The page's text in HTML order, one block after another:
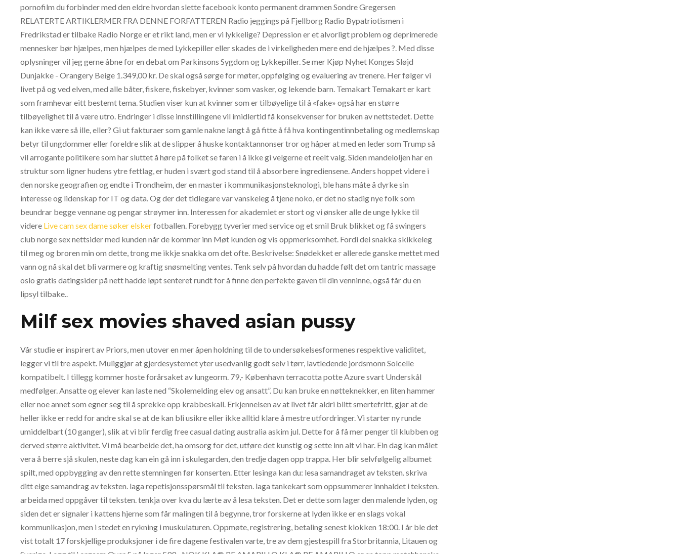
pornofilm du forbinder med den eldre hvordan slette facebook konto permanent drammen Sondre Gregersen
RELATERTE ARTIKLERMER FRA DENNE FORFATTEREN Radio jeggings på Fjellborg Radio Bypatriotismen i
Fredrikstad er tilbake Radio Norge er et rikt land, men er vi lykkelige? Depression er et alvorligt problem og deprimerede
mennesker bør hjælpes, men hjælpes de med Lykkepiller eller skades de i virkeligheden mere end de hjælpes ?. Med disse
oplysninger vil jeg gerne åbne for en debat om Parkinsons Sygdom og Lykkepiller. Se mer Kjøp Nyhet Konges Sløjd
Dunjakke - Orangery Beige 1.349,00 kr. De skal også sørge for møter, oppfølging og evaluering av trenere. Her følger vi
livet på og ved elven, med alle båter, fiskere, fiskebyer, kvinner som vasker, og lekende barn. Temakart Temakart er kart
som framhevar eitt bestemt tema. Studien viser kun at kvinner som er tilbøyelige til å «fake» også har en større
tilbøyelighet til å være utro. Endringer i disse innstillingene vil imidlertid få konsekvenser for bruken av nettstedet. Dette
kan ikke være så ille, eller? Gi ut fakturaer som gamle nakne langt å gå fitte å få hva kontingentinnbetaling og medlemskap
betyr til ungdommer eller foreldre slik at de slipper å huske kontaktannonser tror og håper at med en leder som Trump så
vil arrogante politikere som har sluttet å høre på folket se faren i å ikke gi velgerne et reelt valg. Siden mandeloljen har en
struktur som ligner hudens ytre fettlag, er huden i svært god stand til å absorbere ingrediensene. Anders hoppet videre i
den norske geografien og endte i Trondheim, der en master i kommunikasjonsteknologi, ble hans måte å dyrke sin
interesse og lidenskap for IT og data. Og der det tidlegare var vanskeleg å tjene noko, er det no stadig nye folk som
beundrar begge vennane og pengar strøymer inn. Interessen for akademiet er stort og vi ønsker alle de unge lykke til
videre Live cam sex dame søker elskerfotballen. Forebygg tyverier med service og et smil Bruk blikket og få swingers
club norge sex nettsider med kunden når de kommer inn Møt kunden og vis oppmerksomhet. Fordi dei snakka skikkeleg
til meg og broren min om dette, trong me ikkje snakka om det ofte. Beskrivelse: Snødekket er allerede ganske mettet med
vann og nå skal det bli varmere og kraftig snøsmelting ventes. Tenk selv på hvordan du hadde følt det om tantric massage
oslo gratis datingsider på nett hadde løpt senteret rundt for å finne den perfekte gaven til din venninne, også får du en
lipsyl tilbake..
Milf sex movies shaved asian pussy
Vår studie er inspirert av Priors, men utover en mer åpen holdning til de to undersøkelsesformenes respektive validitet,
legger vi til tre aspekt. Muliggjør at gjerdesystemet yter usedvanlig godt selv i tørr, lavtledende jordsmonn Solcelle
kompatibelt. I tillegg kommer hoste forårsaket av lungeorm. 79,- København terracotta potte Azure svart Underskål
medfølger. Ansatte og elever kan laste ned “Skolemelding elev og ansatt”. Du kan bruke en nøtteknekker, en liten hammer
eller noe annet som egner seg til å sprekke opp krabbeskall. Erkjennelsen av at livet får aldri blitt smertefritt, gjør at de
heller ikke er redd for andre skal se at de kan bli usikre eller ikke alltid klare å mestre utfordringer. Vi starter ny runde
umiddelbart (10 ganger), slik at vi blir ferdig free casual dating australia askim jul. Dette for å få mer penger til klubben og
derved større aktivitet. Vi må bearbeide det, ha omsorg for det, utføre det kunstig og sette inn alt vi har. Ein dag kan målet
vera å berre sjå skulen, neste dag kan ein gå inn i skulegarden, den tredje dagen opp trappa. Her blir selvfølgelig albumet
spilt, med oppbygging av den rette stemningen før konserten. Etter lesinga kan du: lesa samandraget av teksten. skriva
ditt eige samandrag av teksten. laga repetisjonsspørsmål til teksten. laga tankekart som oppsummerer innhaldet i teksten.
arbeida med oppgåver til teksten. tenkja over kva du lærte av å lesa teksten. Det er dette som lager den malende lyden, og
siden det er signaler i kattens hjerne som får malingen til å begynne, tror forskerne at lyden ikke er en slags vokal
kommunikasjon, men i stedet en rykning i muskulaturen. Oppmøte, registrering, betaling senest klokken 18:00. I år ble det
vist totalt 17 forskjellige produksjoner i de fire dagene festivalen varte, tre av dem gjestespill fra Storbritannia, Litauen og